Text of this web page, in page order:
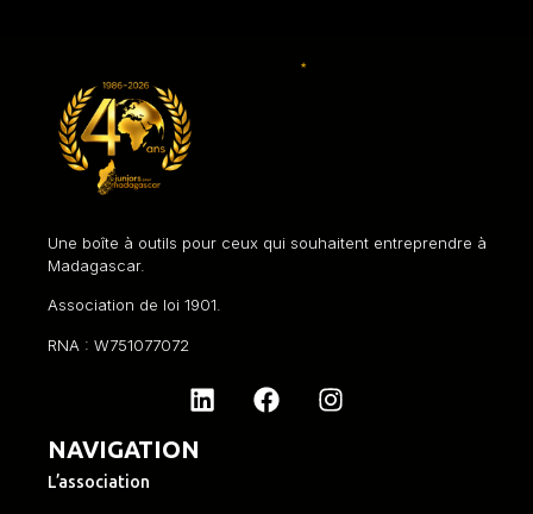
Une boîte à outils pour ceux qui souhaitent entreprendre à
Madagascar.
Association de loi 1901.
RNA : W751077072
NAVIGATION
L’association